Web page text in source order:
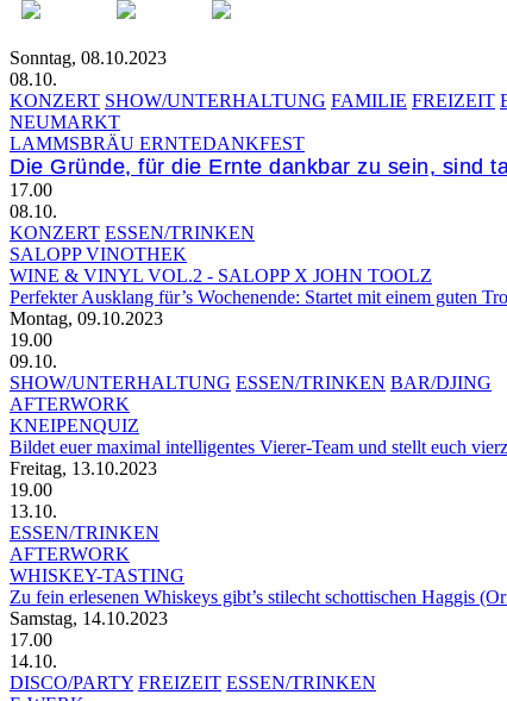
Sonntag, 08.10.2023
08.10.
KONZERT SHOW/UNTERHALTUNG FAMILIE FREIZEIT
NEUMARKT
LAMMSBRÄU ERNTEDANKFEST
Die Gründe, für die Ernte dankbar zu sein, sind
17.00
08.10.
KONZERT ESSEN/TRINKEN
SALOPP VINOTHEK
WINE & VINYL VOL.2 - SALOPP X JOHN TOOLZ
Perfekter Ausklang für’s Wochenende: Startet mit einem guten
Montag, 09.10.2023
19.00
09.10.
SHOW/UNTERHALTUNG ESSEN/TRINKEN BAR/DJING
AFTERWORK
KNEIPENQUIZ
Bildet euer maximal intelligentes Vierer-Team und stellt euch
Freitag, 13.10.2023
19.00
13.10.
ESSEN/TRINKEN
AFTERWORK
WHISKEY-TASTING
Zu fein erlesenen Whiskeys gibt’s stilecht schottischen Haggis
Samstag, 14.10.2023
17.00
14.10.
DISCO/PARTY FREIZEIT ESSEN/TRINKEN